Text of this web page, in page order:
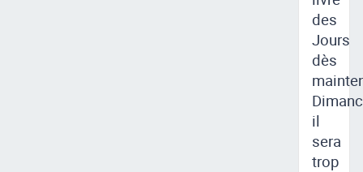
des
Jours
dès
il
sera
trop